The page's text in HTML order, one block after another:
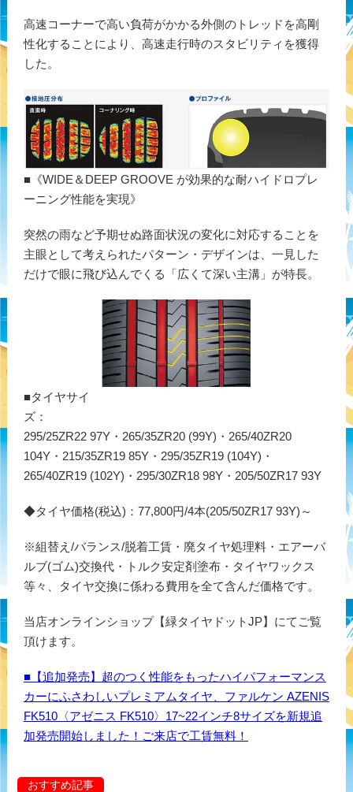
高速コーナーで高い負荷がかかる外側のトレッドを高剛
性化することにより、高速走行時のスタビリティを獲得
した。
■《WIDE＆DEEP GROOVE が効果的な耐ハイドロプレ
ーニング性能を実現》
突然の雨など予期せぬ路面状況の変化に対応することを
主眼として考えられたパターン・デザインは、一見した
だけで眼に飛び込んでくる「広くて深い主溝」が特長。
■タイヤサイ
ズ
295/25ZR22 97Y・265/35ZR20 (99Y)・265/40ZR20
104Y・215/35ZR19 85Y・295/35ZR19 (104Y)・
265/40ZR19 (102Y)・295/30ZR18 98Y・205/50ZR17 93Y
◆タイヤ価格(税込)：77,800円/4本(205/50ZR17 93Y)～
※組替え/バランス/脱着工賃・廃タイヤ処理料・エアーバ
ルブ(ゴム)交換代・トルク安定剤塗布・タイヤワックス
等々、タイヤ交換に係わる費用を全て含んだ価格です。
当店オンラインショップ【緑タイヤドットJP】にてご覧
頂けます。
■【追加発売】超のつく性能をもったハイパフォーマンス
カーにふさわしいプレミアムタイヤ、ファルケン AZENIS
FK510〈アゼニス FK510〉17~22インチ8サイズを新規追
加発売開始しました！ご来店で工賃無料！
おすすめ記事